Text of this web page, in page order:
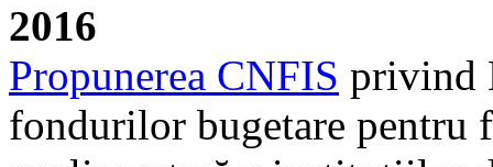
2016
Propunerea CNFIS privind
fondurilor bugetare pentru